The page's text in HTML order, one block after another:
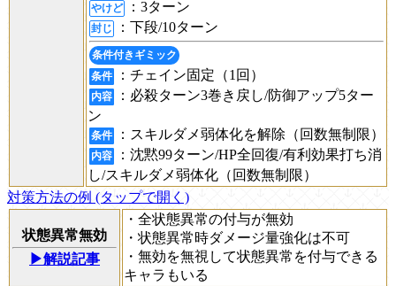
やけど ：3ターン
封じ ：下段/10ターン
条件付きギミック
条件
：チェイン固定（1回）
内容
：必殺ターン3巻き戻し/防御アップ5ター
ン
条件 ：スキルダメ弱体化を解除（回数無制限）
内容
：沈黙99ターン/HP全回復/有利効果打ち消
し/スキルダメ弱体化（回数無制限）
対策方法の例 (タップで開く)
状態異常無効
▶解説記事
・全状態異常の付与が無効
・状態異常時ダメージ量強化は不可
・無効を無視して状態異常を付与できる
キャラもいる